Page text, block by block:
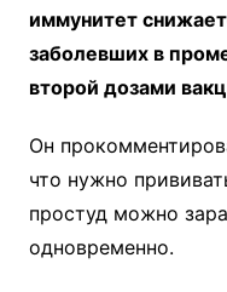
иммунитет
заболевших в
второй дозами
Он
что нужно
простуд можно
одновременно.